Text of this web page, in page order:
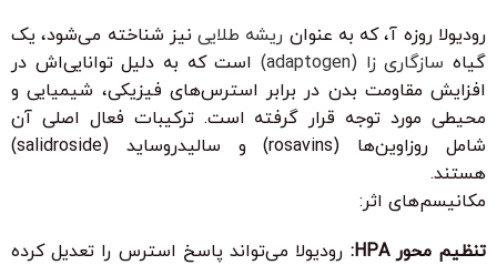
رودیولا روزه آ، که به عنوان ریشه طلایینیز شناخته می‌شود، یک
گیاه سازگاری زا (adaptogen)
است که به دلیل توانایی‌اش در
افزایش مقاومت بدن در برابر استرس‌های فیزیکی، شیمیایی و
محیطی مورد توجه قرار گرفته است. ترکیبات فعال اصلی آن
شامل روزاوین‌ها (rosavins) و سالیدروساید (salidroside)
هستند.
مکانیسم‌های اثر:
تنظیم محور HPA:
رودیولا می‌تواند پاسخ استرس را تعدیل کرده